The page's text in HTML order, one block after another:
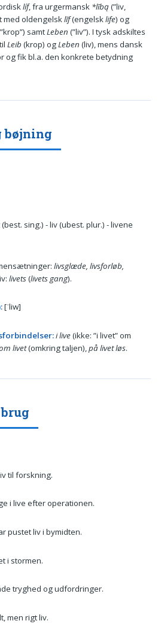
líf, fra urgermansk *lībą(”liv,
med oldengelsklīf(engelsklife) og
”krop”) samtLeben (”liv”). I tysk adskiltes
Leib (krop) ogLeben (liv), mens dansk
og fik bl.a. den konkrete betydning
bøjning
sing.) - liv (ubest. plur.) - livene
livsglæde, livsforløb,
livets(livets gang).
[ˈliw]
i live(ikke: ”i livet” om
livet(omkring taljen),på livet løs.
til forskning.
i live efter operationen.
pustet liv i bymidten.
i stormen.
tryghed og udfordringer.
men rigt liv.